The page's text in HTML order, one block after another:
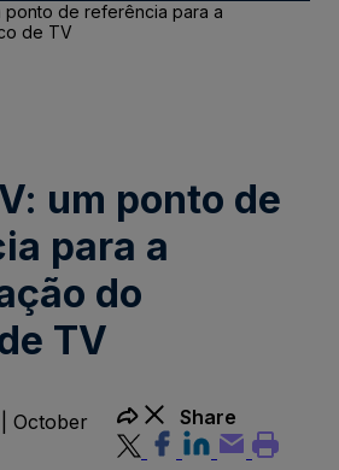
ponto de referência para a
de TV
um ponto de
para a
do
TV
October
Share